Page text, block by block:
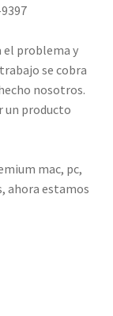
el problema y
se cobra
nosotros.
un producto
mac, pc,
ahora estamos